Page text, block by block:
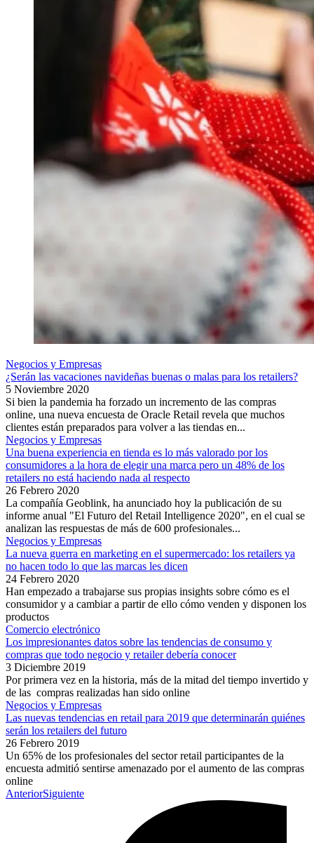
Negocios y Empresas
¿Serán las vacaciones navideñas buenas o malas para los retailers?
5 Noviembre 2020
Si bien la pandemia ha forzado un incremento de las compras
online, una nueva encuesta de Oracle Retail revela que muchos
clientes están preparados para volver a las tiendas en...
Negocios y Empresas
Una buena experiencia en tienda es lo más valorado por los
consumidores a la hora de elegir una marca pero un 48% de los
retailers no está haciendo nada al respecto
26 Febrero 2020
La compañía Geoblink, ha anunciado hoy la publicación de su
informe anual "El Futuro del Retail Intelligence 2020", en el cual se
analizan las respuestas de más de 600 profesionales...
Negocios y Empresas
La nueva guerra en marketing en el supermercado: los retailers ya
no hacen todo lo que las marcas les dicen
24 Febrero 2020
Han empezado a trabajarse sus propias insights sobre cómo es el
consumidor y a cambiar a partir de ello cómo venden y disponen los
productos
Comercio electrónico
Los impresionantes datos sobre las tendencias de consumo y
compras que todo negocio y retailer debería conocer
3 Diciembre 2019
Por primera vez en la historia, más de la mitad del tiempo invertido y
de las compras realizadas han sido online
Negocios y Empresas
Las nuevas tendencias en retail para 2019 que determinarán quiénes
serán los retailers del futuro
26 Febrero 2019
Un 65% de los profesionales del sector retail participantes de la
encuesta admitió sentirse amenazado por el aumento de las compras
online
AnteriorSiguiente